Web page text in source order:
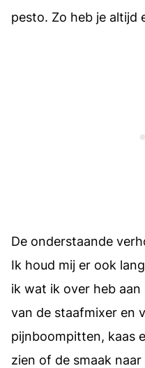
pesto. Zo heb je altijd
De onderstaande
Ik houd mij er ook
ik wat ik over heb aan
van de staafmixer en
pijnboompitten, kaas
zien of de smaak naar